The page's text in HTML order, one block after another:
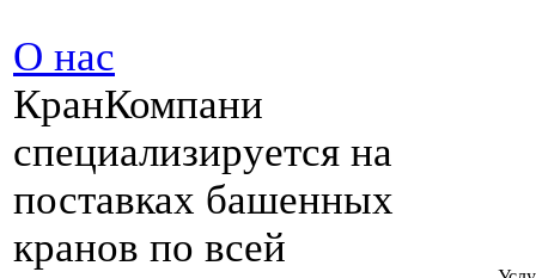
О нас
КранКомпани
специализируется на
поставках башенных
кранов по всей